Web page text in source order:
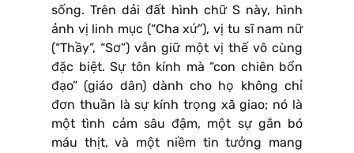
sống. Trên dải đất hình chữ S này, hình
ảnh vị linh mục (“Cha xứ”), vị tu sĩ nam nữ
(“Thầy”, “Sơ”) vẫn giữ một vị thế vô cùng
đặc biệt. Sự tôn kính mà “con chiên bổn
đạo” (giáo dân) dành cho họ không chỉ
đơn thuần là sự kính trọng xã giao; nó là
một tình cảm sâu đậm, một sự gắn bó
máu thịt, và một niềm tin tưởng mang